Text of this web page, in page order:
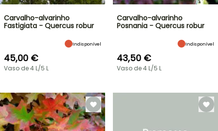
Carvalho-alvarinho
Fastigiata - Quercus robur
Indisponível
45,00 €
Vaso de 4 L/5 L
Carvalho-alvarinho
Posnania - Quercus robur
Indisponível
43,50 €
Vaso de 4 L/5 L